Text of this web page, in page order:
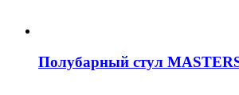
Полубарный стул